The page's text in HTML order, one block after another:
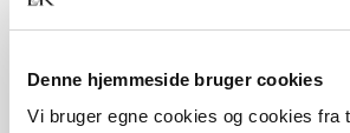
Denne hjemmeside bruger cookies
Vi bruger egne cookies og cookies fra
både ordblindhed og andre
at både lærere og elever